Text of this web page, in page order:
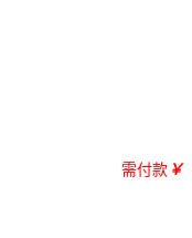
需付款 ￥